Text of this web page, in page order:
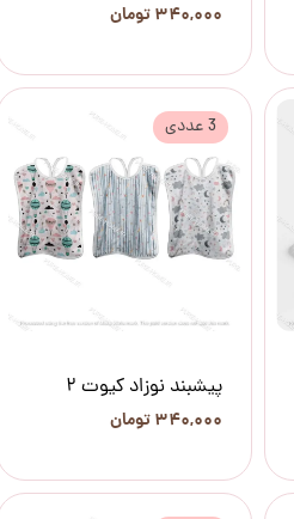
۳۴۰,۰۰۰ تومان
پیشبند نوزاد کیوت 2
۳۴۰,۰۰۰ تومان
3 عددی